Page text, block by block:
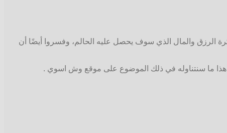
الرزق والمال الذي سوف يحصل عليه الحالم، وفسروا أيضًا أن
هذا ما سنتناوله في ذلك الموضوع على موقع وش اسوي .